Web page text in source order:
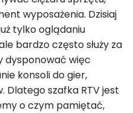
wyposażenia. Dzisiaj
tylko oglądaniu
bardzo często służy za
dysponować więc
konsoli do gier,
Dlatego szafka RTV jest
o czym pamiętać,